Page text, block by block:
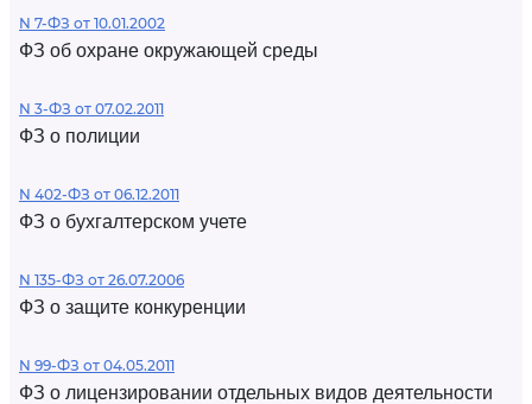
N 7-ФЗ от 10.01.2002
ФЗ об охране окружающей среды
N 3-ФЗ от 07.02.2011
ФЗ о полиции
N 402-ФЗ от 06.12.2011
ФЗ о бухгалтерском учете
N 135-ФЗ от 26.07.2006
ФЗ о защите конкуренции
N 99-ФЗ от 04.05.2011
ФЗ о лицензировании отдельных видов деятельности